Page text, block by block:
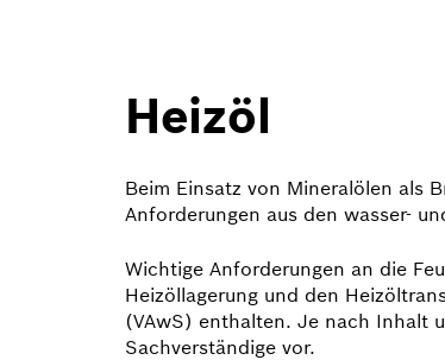
Heizöl
Beim Einsatz von Mineralölen als
Anforderungen aus den wasser-
Wichtige Anforderungen an die
Heizöllagerung und den
(VAwS) enthalten. Je nach Inhalt
Sachverständige vor.